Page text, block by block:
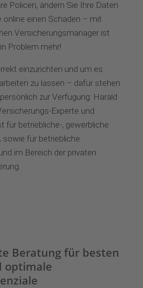
Policen, ändern Sie Ihre Daten
online einen Schaden – mit
Versicherungsmanager ist
Problem mehr!
einzurichten und um es
zu lassen – dafür stehen
zur Verfügung: Harald
Experte und
für betriebliche-, gewerbliche
sowie für betriebliche
im Bereich der privaten
Beratung für besten
optimale